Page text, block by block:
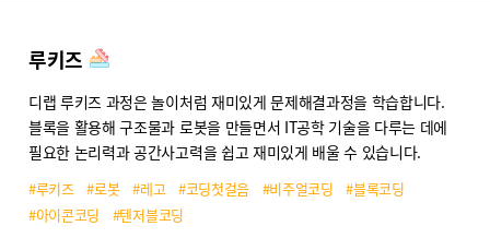
루키즈
디랩 루키즈 과정은 놀이처럼 재미있게 문제해결과정을 학습합니다.
블록을 활용해 구조물과 로봇을 만들면서 IT공학 기술을 다루는 데에
필요한 논리력과 공간사고력을 쉽고 재미있게 배울 수 있습니다.
#루키즈 #로봇 #레고 #코딩첫걸음 #비주얼코딩
#블록코딩
#아이콘코딩
#텐저블코딩